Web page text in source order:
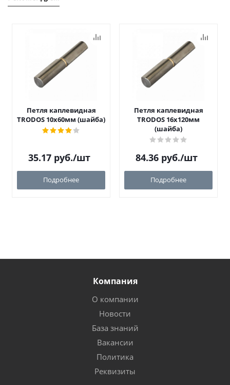
Петля каплевидная
TRODOS 10х60мм (шайба)
35.17 руб./шт
Подробнее
Петля каплевидная
TRODOS 16х120мм
(шайба)
84.36 руб./шт
Подробнее
Компания
О компании
Новости
База знаний
Вакансии
Политика
Реквизиты